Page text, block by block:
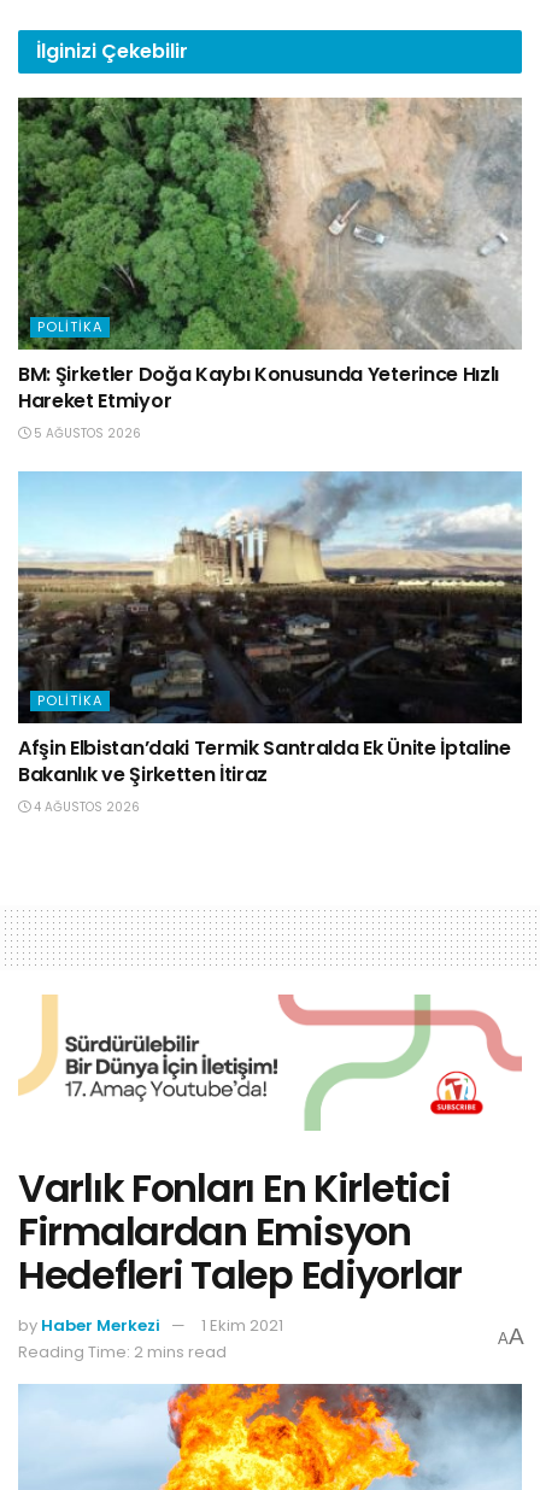
İlginizi Çekebilir
POLITIKA
BM: Şirketler Doğa Kaybı Konusunda Yeterince Hızlı
Hareket Etmiyor
5 AĞUSTOS 2026
POLITIKA
Afşin Elbistan’daki Termik Santralda Ek Ünite İptaline
Bakanlık ve Şirketten İtiraz
4 AĞUSTOS 2026
Varlık Fonları En Kirletici
Firmalardan Emisyon
Hedefleri Talep Ediyorlar
by Haber Merkezi
1 Ekim 2021
Reading Time: 2 mins read
AA